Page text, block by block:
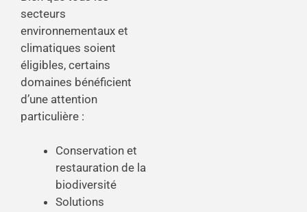
secteurs
environnementaux et
climatiques soient
éligibles, certains
domaines bénéficient
d’une attention
particulière :
Conservation et
restauration de la
biodiversité
Solutions